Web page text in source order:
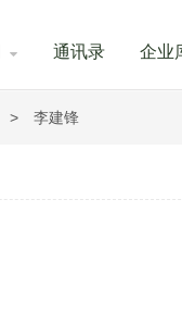
通讯录 企业
> 李建锋